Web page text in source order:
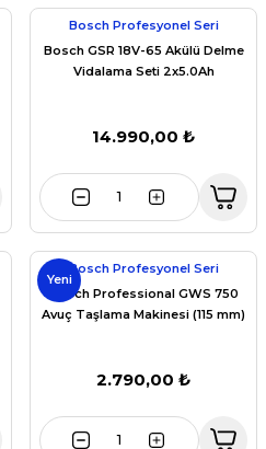
Bosch Profesyonel Seri
Bosch GSR 18V-65 Akülü Delme
Vidalama Seti 2x5.0Ah
14.990,00 ₺
Yeni
Bosch Profesyonel Seri
Bosch Professional GWS 750
Avuç Taşlama Makinesi (115 mm)
2.790,00 ₺